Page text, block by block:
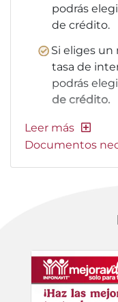
podrás
de crédito.
Si eliges
tasa de
podrás
de crédito.
Documentos